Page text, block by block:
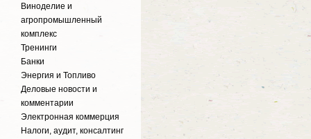
Виноделие и
агропромышленный
комплекс
Тренинги
Банки
Энергия и Топливо
Деловые новости и
комментарии
Электронная коммерция
Налоги, аудит, консалтинг